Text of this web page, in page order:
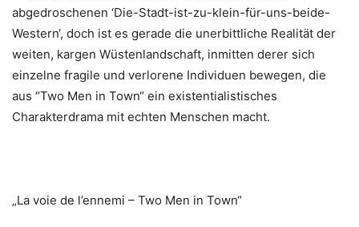
abgedroschenen ‘Die-Stadt-ist-zu-klein-für-uns-beide-
Western‘, doch ist es gerade die unerbittliche Realität der
weiten, kargen Wüstenlandschaft, inmitten derer sich
einzelne fragile und verlorene Individuen bewegen, die
aus “Two Men in Town“ ein existentialistisches
Charakterdrama mit echten Menschen macht.
„La voie de l’ennemi – Two Men in Town“